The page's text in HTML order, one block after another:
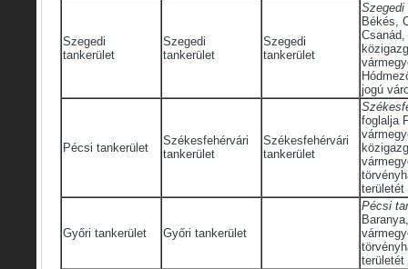
Szegedi
tankerület
Szegedi
tankerület
Szegedi
tankerület
Szegedi
Békés,
Csanád,
jogú
Pécsi tankerület
Székesfehérvári
tankerület
Székesfehérvári
tankerület
foglalja
területét
Győri tankerület Győri tankerület
Pécsi
területét